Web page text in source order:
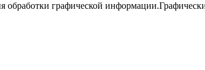
графической